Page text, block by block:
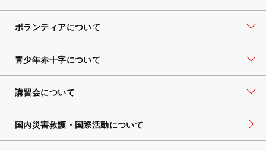
ボランティアについて
青少年赤十字について
講習会について
国内災害救護・国際活動について